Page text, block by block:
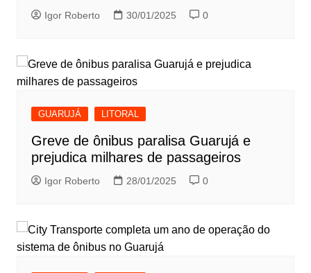
Igor Roberto 30/01/2025 0
GUARUJÁ LITORAL
Greve de ônibus paralisa Guarujá e
prejudica milhares de passageiros
Igor Roberto 28/01/2025 0